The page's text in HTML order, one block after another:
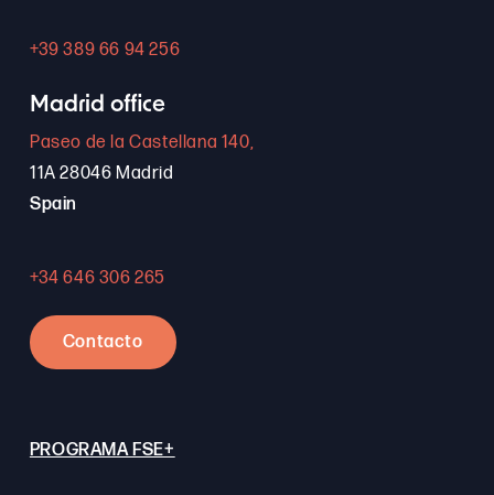
+39 389 66 94 256
Madrid office
Paseo de la Castellana 140,
11A 28046 Madrid
Spain
+34 646 306 265
Contacto
PROGRAMA FSE+